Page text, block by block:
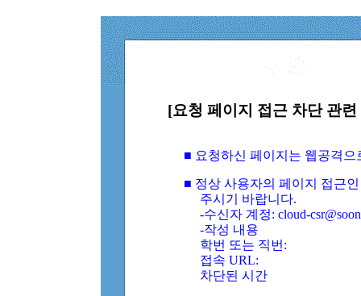
[요청 페이지 접근 차단 관
■ 요청하신 페이지는 웹공격
■ 정상 사용자의 페이지 접근
주시기 바랍니다.
-수신자 계정: cloud-
-작성 내용
학번 또는 직번:
접속 URL:
차단된 시간